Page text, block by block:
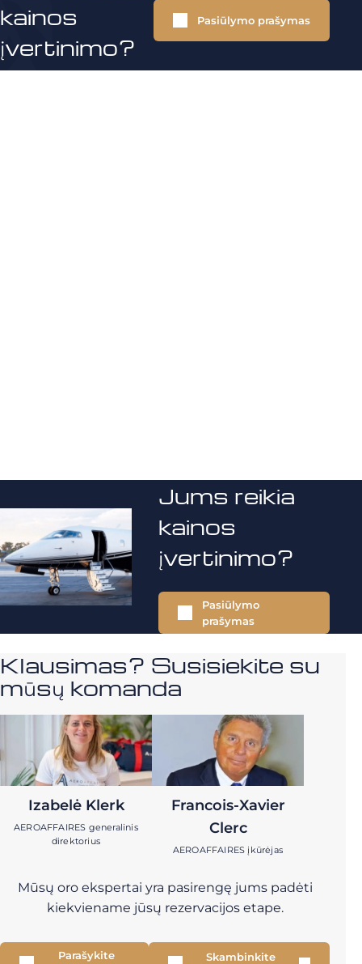
kainos
įvertinimo?
Pasiūlymo prašymas
Jums reikia
kainos
įvertinimo?
Pasiūlymo
prašymas
Klausimas? Susisiekite su
mūsų komanda
Izabelė Klerk
AEROAFFAIRES generalinis
direktorius
Francois-Xavier
Clerc
AEROAFFAIRES įkūrėjas
Mūsų oro ekspertai yra pasirengę jums padėti
kiekviename jūsų rezervacijos etape.
Parašykite
Skambinkite